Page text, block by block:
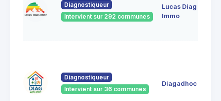
Diagnostiqueur
Intervient sur 292 communes
Lucas Diag
Immo
Diagnostiqueur
Intervient sur 36 communes
Diagadhoc